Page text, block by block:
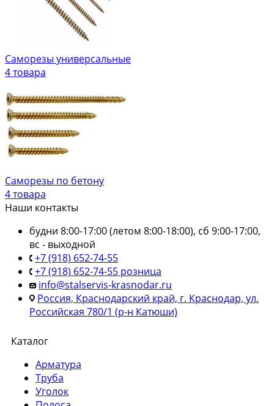
Саморезы универсальные
4 товара
Саморезы по бетону
4 товара
Наши контакты
будни 8:00-17:00 (летом 8:00-18:00), сб 9:00-17:00,
вс - выходной
+7 (918) 652-74-55
+7 (918) 652-74-55 розница
info@stalservis-krasnodar.ru
Россия, Краснодарский край, г. Краснодар, ул.
Российская 780/1 (р-н Катюши)
Каталог
Арматура
Труба
Уголок